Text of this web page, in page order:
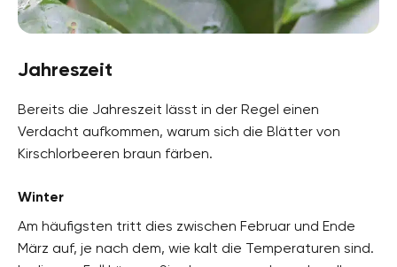
Jahreszeit
Bereits die Jahreszeit lässt in der Regel einen
Verdacht aufkommen, warum sich die Blätter von
Kirschlorbeeren braun färben.
Winter
Am häufigsten tritt dies zwischen Februar und Ende
März auf, je nach dem, wie kalt die Temperaturen sind.